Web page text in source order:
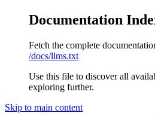
Documentation
Fetch the complete
/docs/llms.txt
Use this file to discover all
exploring further.
Skip to main content